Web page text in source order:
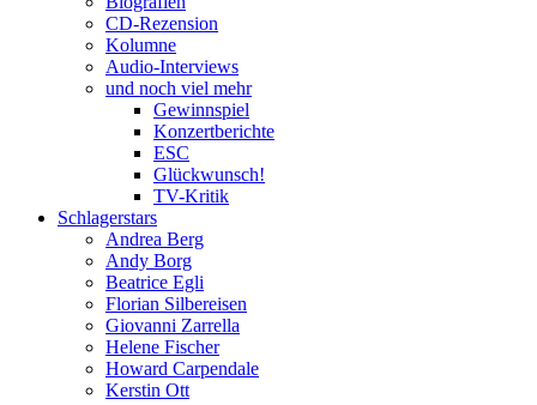
CD-Rezension
Kolumne
Audio-Interviews
und noch viel mehr
Gewinnspiel
Konzertberichte
ESC
Glückwunsch!
TV-Kritik
Schlagerstars
Andrea Berg
Andy Borg
Beatrice Egli
Florian Silbereisen
Giovanni Zarrella
Helene Fischer
Howard Carpendale
Kerstin Ott